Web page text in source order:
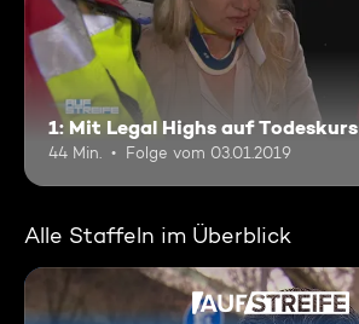
1: Mit Legal Highs auf Todeskurs
44 Min. Folge vom 03.01.2019
Alle Staffeln im Überblick